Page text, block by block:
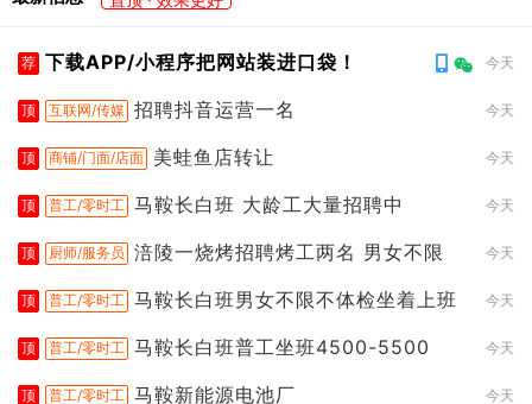
荐 下载APP/小程序把网站装进口袋！ 今天
顶 互联网/传媒 招聘抖音运营一名 今天
顶 商铺/门面/店面 美蛙鱼店转让 今天
顶 普工/零时工 马鞍长白班 大龄工大量招聘中 今天
顶 厨师/服务员 涪陵一烧烤招聘烤工两名 男女不限 今天
顶 普工/零时工 马鞍长白班男女不限不体检坐着上班 今天
顶 普工/零时工 马鞍长白班普工坐班4500-5500 今天
顶 普工/零时工 马鞍新能源电池厂 今天